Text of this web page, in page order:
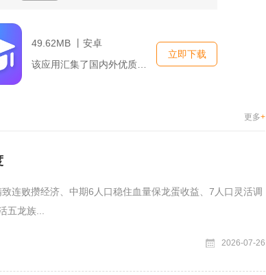
49.62MB 丨安卓
该应用汇集了国内外优质的教育内容，涵盖了从学术课程、语言学习...
立即下载
更多+
连败攒经济、中期6人口稳住血量保龙蛋收益、7人口灵活调
五龙族...
2026-07-26